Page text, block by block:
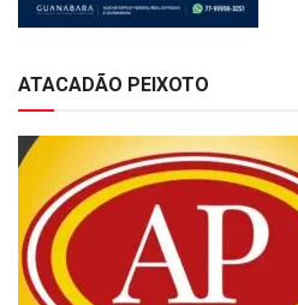
ATACADÃO PEIXOTO